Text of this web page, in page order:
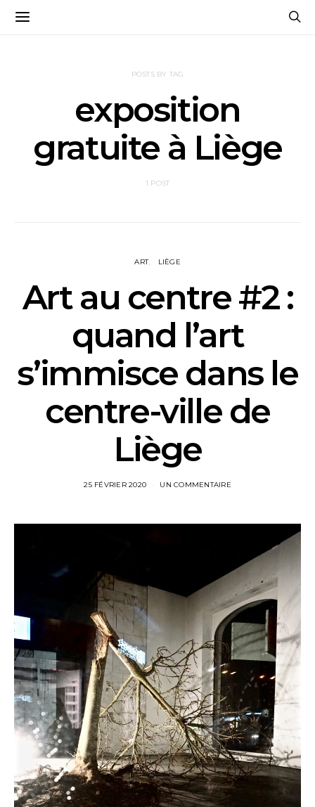
POSTS BY TAG
exposition
gratuite à Liège
1 POST
ART LIÈGE
Art au centre #2 :
quand l’art
s’immisce dans le
centre-ville de
Liège
25 FÉVRIER 2020 UN COMMENTAIRE